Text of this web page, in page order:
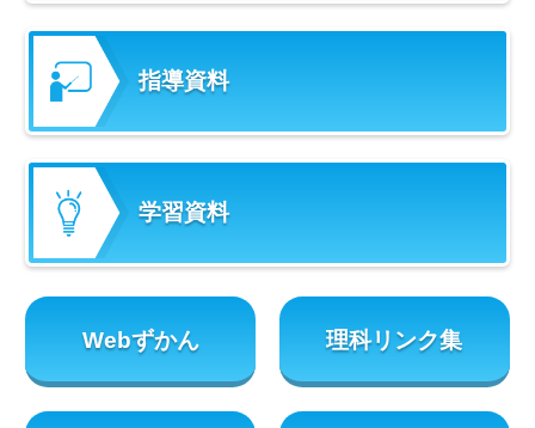
指導資料
学習資料
Webずかん 理科リンク集